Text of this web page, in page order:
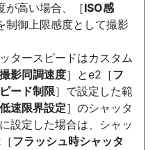
が高い場合、［ISO感
制御上限感度として撮影
タースピードはカスタム
影同調速度］とe2［フ
ード制限］で設定した範
低速限界設定］のシャッタ
設定した場合は、シャッ
フラッシュ時シャッタ